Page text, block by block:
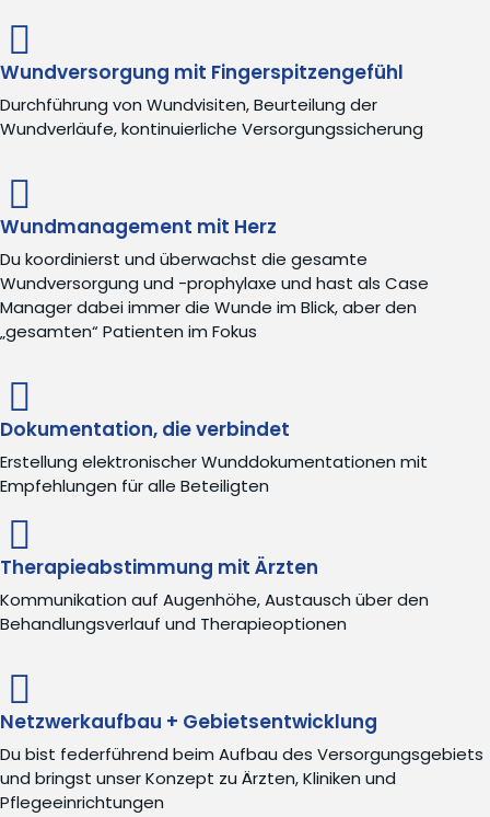
Wundversorgung mit Fingerspitzengefühl
Durchführung von Wundvisiten, Beurteilung der
Wundverläufe, kontinuierliche Versorgungssicherung
Wundmanagement mit Herz
Du koordinierst und überwachst die gesamte
Wundversorgung und -prophylaxe und hast als Case
Manager dabei immer die Wunde im Blick, aber den
„gesamten“ Patienten im Fokus
Dokumentation, die verbindet
Erstellung elektronischer Wunddokumentationen mit
Empfehlungen für alle Beteiligten
Therapieabstimmung mit Ärzten
Kommunikation auf Augenhöhe, Austausch über den
Behandlungsverlauf und Therapieoptionen
Netzwerkaufbau + Gebietsentwicklung
Du bist federführend beim Aufbau des Versorgungsgebiets
und bringst unser Konzept zu Ärzten, Kliniken und
Pflegeeinrichtungen